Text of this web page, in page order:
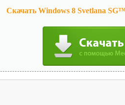
Скачать Windows 8 Svetlana